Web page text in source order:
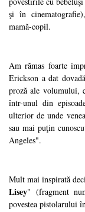
şi în
mamă-copil.
Am rămas foarte
Erickson a dat
proză ale volumului,
într-unul din
ulterior de unde
sau mai puţin
Angeles".
Mult mai inspirată
Lisey" (fragment
povestea pistolarului